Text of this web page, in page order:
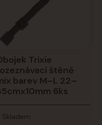
Trixie
štěně
barev M–L 22–
6ks
Skladem